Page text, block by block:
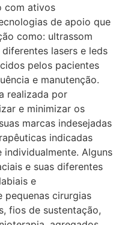
com ativos
de apoio que
como: ultrassom
lasers e leds
pelos pacientes
e manutenção.
realizada por
e minimizar os
marcas indesejadas
indicadas
Alguns
e suas diferentes
e
pequenas cirurgias
fios de sustentação,